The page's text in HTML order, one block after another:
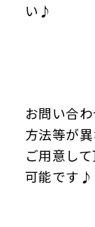
い♪
お問い合
方法等が
ご用意し
可能です♪